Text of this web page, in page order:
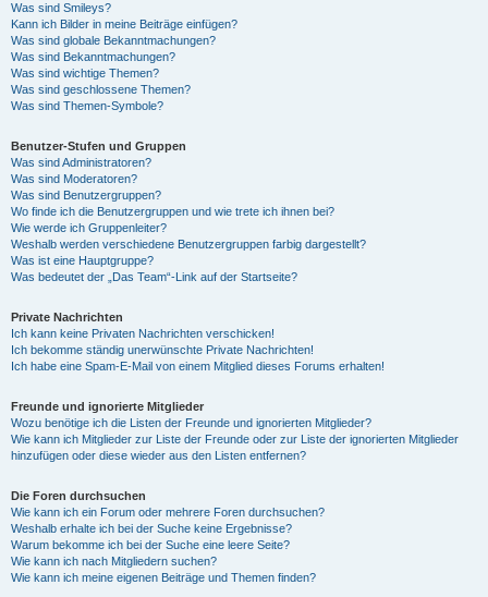
Was sind Smileys?
Kann ich Bilder in meine Beiträge einfügen?
Was sind globale Bekanntmachungen?
Was sind Bekanntmachungen?
Was sind wichtige Themen?
Was sind geschlossene Themen?
Was sind Themen-Symbole?
Benutzer-Stufen und Gruppen
Was sind Administratoren?
Was sind Moderatoren?
Was sind Benutzergruppen?
Wo finde ich die Benutzergruppen und wie trete ich ihnen bei?
Wie werde ich Gruppenleiter?
Weshalb werden verschiedene Benutzergruppen farbig dargestellt?
Was ist eine Hauptgruppe?
Was bedeutet der „Das Team“-Link auf der Startseite?
Private Nachrichten
Ich kann keine Privaten Nachrichten verschicken!
Ich bekomme ständig unerwünschte Private Nachrichten!
Ich habe eine Spam-E-Mail von einem Mitglied dieses Forums erhalten!
Freunde und ignorierte Mitglieder
Wozu benötige ich die Listen der Freunde und ignorierten Mitglieder?
Wie kann ich Mitglieder zur Liste der Freunde oder zur Liste der ignorierten Mitglieder
hinzufügen oder diese wieder aus den Listen entfernen?
Die Foren durchsuchen
Wie kann ich ein Forum oder mehrere Foren durchsuchen?
Weshalb erhalte ich bei der Suche keine Ergebnisse?
Warum bekomme ich bei der Suche eine leere Seite?
Wie kann ich nach Mitgliedern suchen?
Wie kann ich meine eigenen Beiträge und Themen finden?